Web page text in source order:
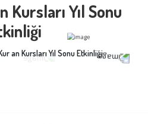
Yıl Sonu
an Kursları Yıl Sonu Etkinliği